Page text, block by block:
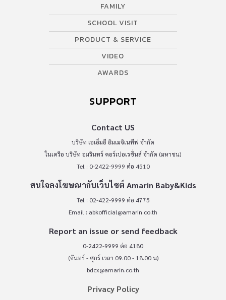
FAMILY
SCHOOL VISIT
PRODUCT & SERVICE
VIDEO
AWARDS
SUPPORT
Contact US
บริษัท เอเอ็มอี อิมเมจิเนทีฟ จำกัด
ในเครือ บริษัท อมรินทร์ คอร์เปอเรชั่นส์ จำกัด (มหาชน)
Tel : 0-2422-9999 ต่อ 4510
สนใจลงโฆษณากับเว็บไซต์ Amarin Baby&Kids
Tel : 02-422-9999 ต่อ 4775
Email : abkofficial@amarin.co.th
Report an issue or send feedback
0-2422-9999 ต่อ 4180
(จันทร์ - ศุกร์ เวลา 09.00 - 18.00 น)
bdcx@amarin.co.th
Privacy Policy